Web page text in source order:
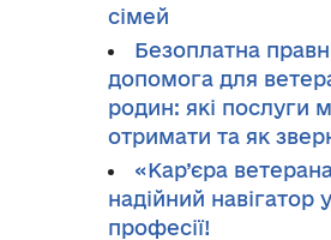
сімей
Безоплатна
допомога для
родин: які послуги
отримати та як
«Кар’єра
надійний навігатор
професії!